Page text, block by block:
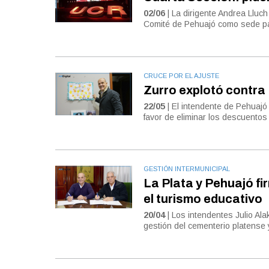
02/06 | La dirigente Andrea
Comité de Pehuajó como sede
CRUCE POR EL AJUSTE
Zurro explotó contra
22/05 | El intendente de
favor de eliminar los
GESTIÓN INTERMUNICIPAL
La Plata y Pehuajó
el turismo educativo
20/04| Los intendentes Julio
gestión del cementerio